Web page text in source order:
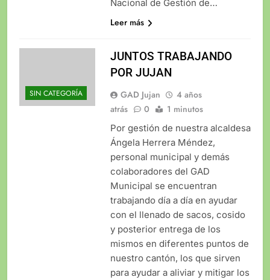
Nacional de Gestión de…
Leer más
SIN CATEGORÍA
JUNTOS TRABAJANDO
POR JUJAN
GAD Jujan
4 años
atrás
0 1 minutos
Por gestión de nuestra alcaldesa
Ángela Herrera Méndez,
personal municipal y demás
colaboradores del GAD
Municipal se encuentran
trabajando día a día en ayudar
con el llenado de sacos, cosido
y posterior entrega de los
mismos en diferentes puntos de
nuestro cantón, los que sirven
para ayudar a aliviar y mitigar los